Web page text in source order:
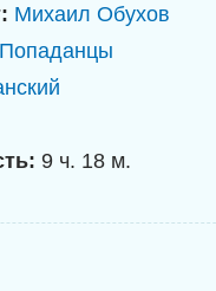
Михаил Обухов
Попаданцы
9 ч. 18 м.